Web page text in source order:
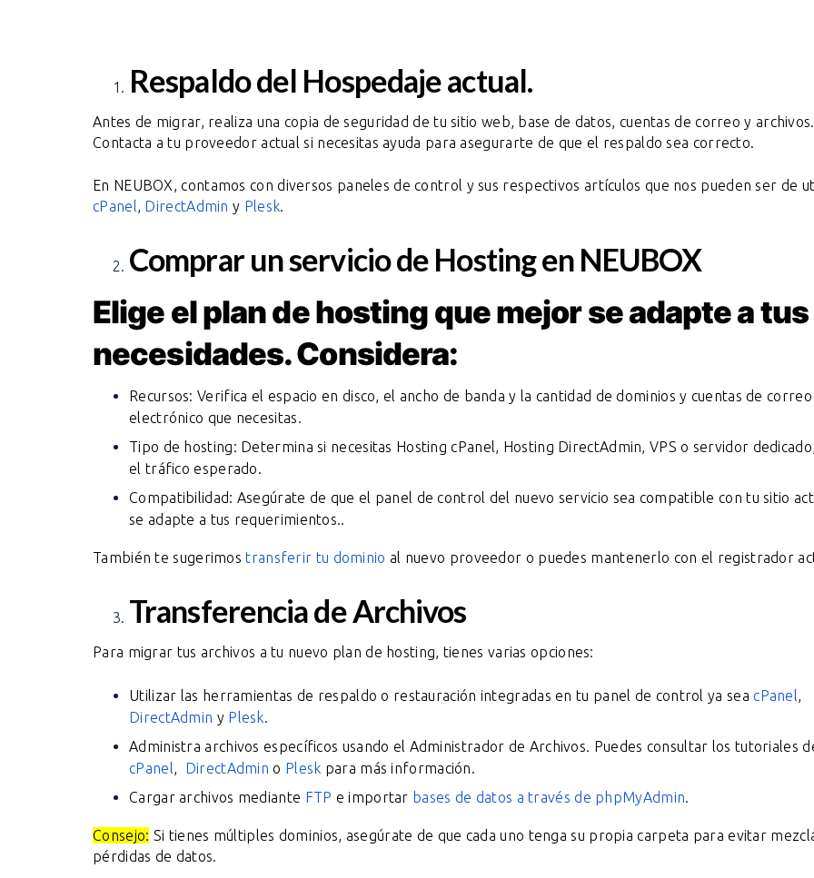
Respaldo del Hospedaje actual.
Antes de migrar, realiza una copia de seguridad de tu sitio web, base de datos, cuentas de correo y archivos.
Contacta a tu proveedor actual si necesitas ayuda para asegurarte de que el respaldo sea correcto.
En NEUBOX, contamos con diversos paneles de control y sus respectivos artículos que nos pueden ser de
cPanel, DirectAdmin y Plesk.
Comprar un servicio de Hosting en NEUBOX
Elige el plan de hosting que mejor se adapte a tus
necesidades. Considera:
Recursos: Verifica el espacio en disco, el ancho de banda y la cantidad de dominios y cuentas de correo
electrónico que necesitas.
Tipo de hosting: Determina si necesitas Hosting cPanel, Hosting DirectAdmin, VPS o servidor
el tráfico esperado.
Compatibilidad: Asegúrate de que el panel de control del nuevo servicio sea compatible con tu sitio
se adapte a tus requerimientos..
También te sugerimostransferir tu dominio al nuevo proveedor o puedes mantenerlo con el registrador
Transferencia de Archivos
Para migrar tus archivos a tu nuevo plan de hosting, tienes varias opciones:
Utilizar las herramientas de respaldo o restauración integradas en tu panel de control ya seacPanel,
DirectAdmin y Plesk.
Administra archivos específicos usando el Administrador de Archivos. Puedes consultar los tutoriales
cPanel, DirectAdmin o Plesk para más información.
Cargar archivos mediante FTP e importar bases de datos a través de phpMyAdmin.
Consejo: Si tienes múltiples dominios, asegúrate de que cada uno tenga su propia carpeta para evitar
pérdidas de datos.